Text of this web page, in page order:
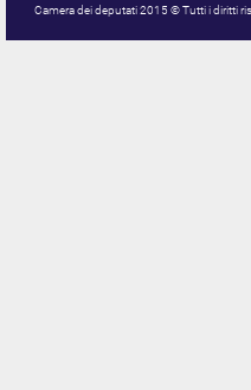
Camera dei deputati 2015 © Tutti i diritti